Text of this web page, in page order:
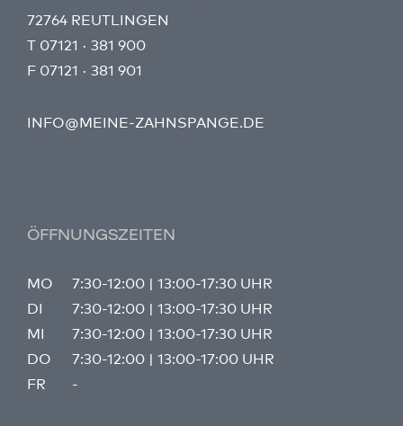
72764 REUTLINGEN
T 07121 · 381 900
F 07121 · 381 901
INFO@MEINE-ZAHNSPANGE.DE
ÖFFNUNGSZEITEN
MO
7:30-12:00 | 13:00-17:30 UHR
DI
7:30-12:00 | 13:00-17:30 UHR
MI
7:30-12:00 | 13:00-17:30 UHR
DO
7:30-12:00 | 13:00-17:00 UHR
FR
-